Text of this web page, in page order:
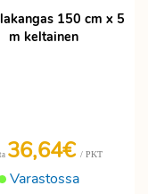
150 cm x 5
m keltainen
Varastossa
36,64€ / PKT